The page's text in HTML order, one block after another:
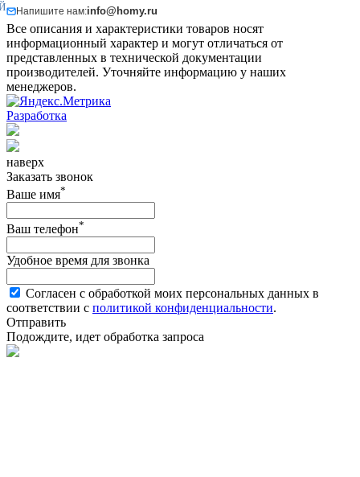
Напишите нам:info@homy.ru
Все описания и характеристики товаров носят
информационный характер и могут отличаться от
представленных в технической документации
производителей. Уточняйте информацию у наших
менеджеров.
Разработка
наверх
Заказать звонок
Ваше имя*
Ваш телефон*
Удобное время для звонка
Согласен с обработкой моих персональных данных в
соответствии с политикой конфиденциальности.
Отправить
Подождите, идет обработка запроса